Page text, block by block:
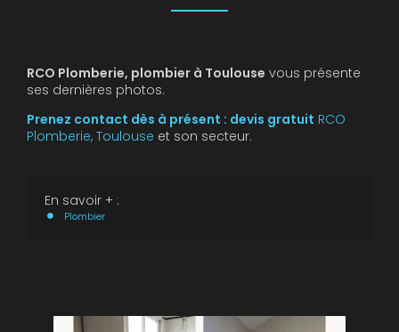
RCO Plomberie, plombier à Toulouse vous présente
ses dernières photos.
Prenez contact dès à présent : devis gratuit RCO
Plomberie, Toulouse et son secteur.
En savoir + :
Plombier